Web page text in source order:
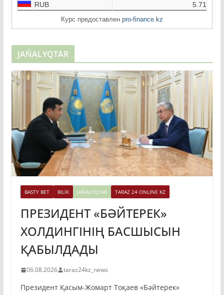
RUB
5.71
Курс предоставлен pro-finance.kz
JAŃALYQTAR
BASTY BET BILİK JAŃALYQTAR TARAZ 24 ONLINE KZ
ПРЕЗИДЕНТ «БӘЙТЕРЕК»
ХОЛДИНГІНІҢ БАСШЫСЫН
ҚАБЫЛДАДЫ
taraz24kz_news
Президент Қасым-Жомарт Тоқаев «Бәйтерек»